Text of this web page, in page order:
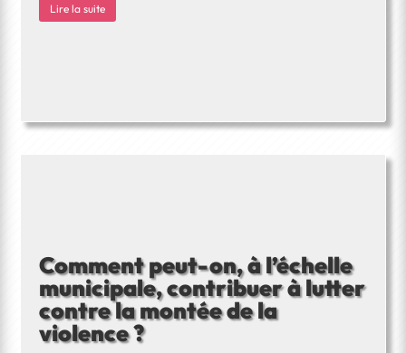
Lire la suite
Comment peut-on, à l’échelle
municipale, contribuer à lutter
contre la montée de la
violence ?